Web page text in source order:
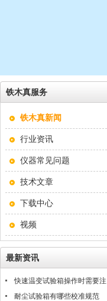
铁木真服务
铁木真新闻
行业资讯
仪器常见问题
技术文章
下载中心
视频
最新资讯
快速温变试验箱操作时需要注
意什么？
耐尘试验箱有哪些校准规范